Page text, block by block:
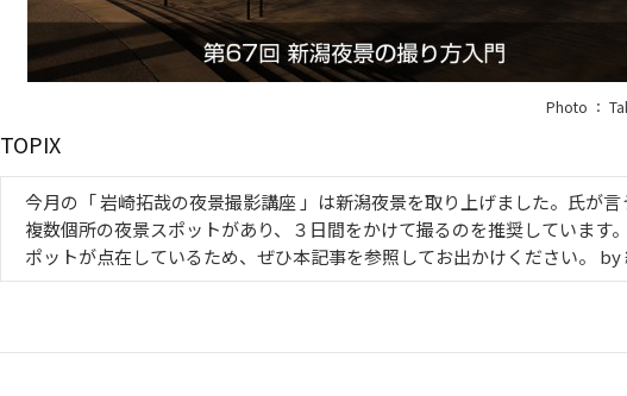
Photo ：
TOPIX
今月の「 岩崎拓哉の夜景撮影講座 」は新潟夜景を取り上げました。氏が言
複数個所の夜景スポットがあり、３日間をかけて撮るのを推奨しています
ポットが点在しているため、ぜひ本記事を参照してお出かけください。 by